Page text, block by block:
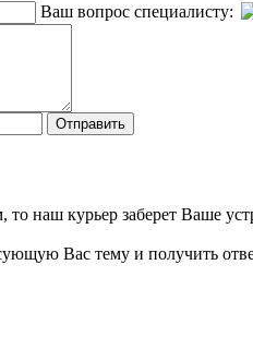
Ваш вопрос специалисту:
наш курьер заберет Ваше
Вас тему и получить